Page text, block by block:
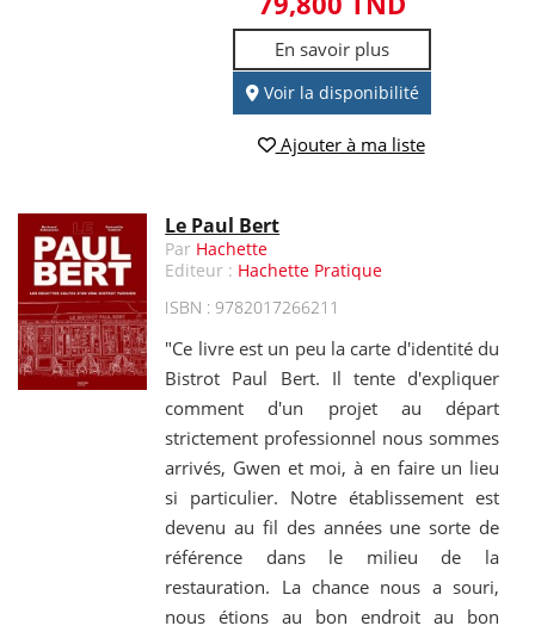
En savoir plus
Voir la disponibilité
Ajouter à ma liste
Le Paul Bert
Par Hachette
Editeur : Hachette Pratique
ISBN : 9782017266211
"Ce livre est un peu la carte d'identité du
Bistrot Paul Bert. Il tente d'expliquer
comment d'un projet au départ
strictement professionnel nous sommes
arrivés, Gwen et moi, à en faire un lieu
si particulier. Notre établissement est
devenu au fil des années une sorte de
référence dans le milieu de la
restauration. La chance nous a souri,
nous étions au bon endroit au bon